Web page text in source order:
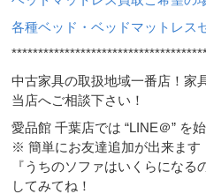
各種ベッド・ベッドマットレス
中古家具の取扱地域一番店！家
当店へご相談下さい！
愛品館 千葉店では “LINE＠” を始
※ 簡単にお友達追加が出来ます
『うちのソファはいくらにな
してみてね！